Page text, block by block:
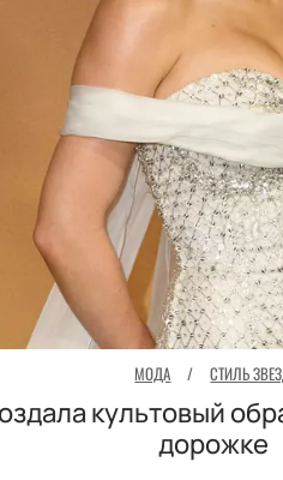
МОДА / СТИЛЬ
культовый
дорожке